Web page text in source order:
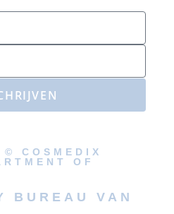
COSMEDIX
OF
BUREAU VAN